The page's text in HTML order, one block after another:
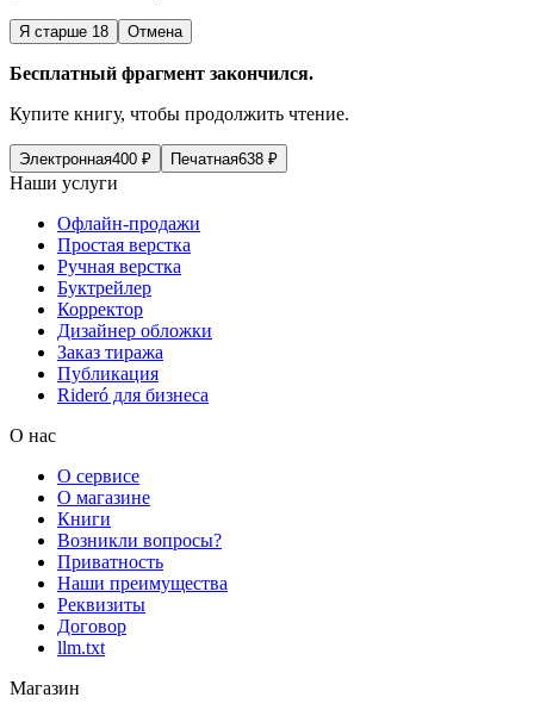
Я старше 18 Отмена
Бесплатный фрагмент закончился.
Купите книгу, чтобы продолжить чтение.
Электронная400 ₽ Печатная638 ₽
Наши услуги
Офлайн-продажи
Простая верстка
Ручная верстка
Буктрейлер
Корректор
Дизайнер обложки
Заказ тиража
Публикация
Rideró для бизнеса
О нас
О сервисе
О магазине
Книги
Возникли вопросы?
Приватность
Наши преимущества
Реквизиты
Договор
llm.txt
Магазин